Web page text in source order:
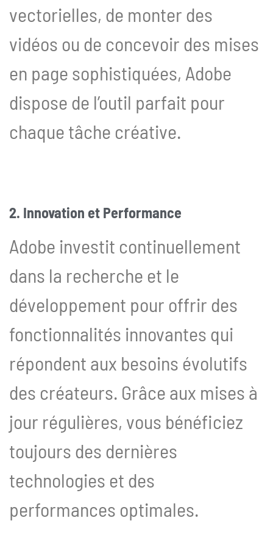
vectorielles, de monter des
vidéos ou de concevoir des mises
en page sophistiquées, Adobe
dispose de l’outil parfait pour
chaque tâche créative.
2. Innovation et Performance
Adobe investit continuellement
dans la recherche et le
développement pour offrir des
fonctionnalités innovantes qui
répondent aux besoins évolutifs
des créateurs. Grâce aux mises à
jour régulières, vous bénéficiez
toujours des dernières
technologies et des
performances optimales.